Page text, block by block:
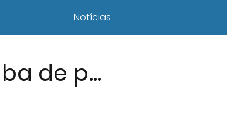
Notícias
de p…